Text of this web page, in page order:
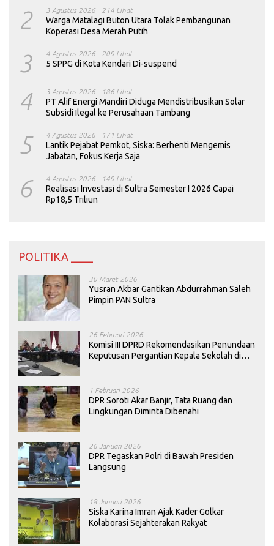
2 3 Agustus 2026 214 Lihat
Warga Matalagi Buton Utara Tolak Pembangunan
Koperasi Desa Merah Putih
3 4 Agustus 2026 209 Lihat
5 SPPG di Kota Kendari Di-suspend
4 3 Agustus 2026 186 Lihat
PT Alif Energi Mandiri Diduga Mendistribusikan Solar
Subsidi Ilegal ke Perusahaan Tambang
5 4 Agustus 2026 171 Lihat
Lantik Pejabat Pemkot, Siska: Berhenti Mengemis
Jabatan, Fokus Kerja Saja
6 4 Agustus 2026 149 Lihat
Realisasi Investasi di Sultra Semester I 2026 Capai
Rp18,5 Triliun
POLITIKA ____
30 Maret 2026
Yusran Akbar Gantikan Abdurrahman Saleh
Pimpin PAN Sultra
26 Februari 2026
Komisi III DPRD Rekomendasikan Penundaan
Keputusan Pergantian Kepala Sekolah di
1 Februari 2026
DPR Soroti Akar Banjir, Tata Ruang dan
Lingkungan Diminta Dibenahi
26 Januari 2026
DPR Tegaskan Polri di Bawah Presiden
Langsung
18 Januari 2026
Siska Karina Imran Ajak Kader Golkar
Kolaborasi Sejahterakan Rakyat